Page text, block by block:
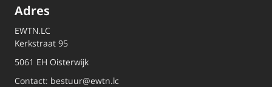
Adres
EWTN.LC
Kerkstraat 95
5061 EH Oisterwijk
Contact: bestuur@ewtn.lc